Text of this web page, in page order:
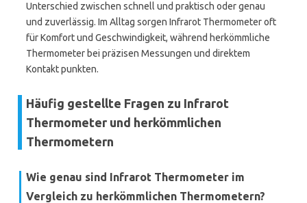
Unterschied zwischen schnell und praktisch oder genau
und zuverlässig. Im Alltag sorgen Infrarot Thermometer oft
für Komfort und Geschwindigkeit, während herkömmliche
Thermometer bei präzisen Messungen und direktem
Kontakt punkten.
Häufig gestellte Fragen zu Infrarot
Thermometer und herkömmlichen
Thermometern
Wie genau sind Infrarot Thermometer im
Vergleich zu herkömmlichen Thermometern?